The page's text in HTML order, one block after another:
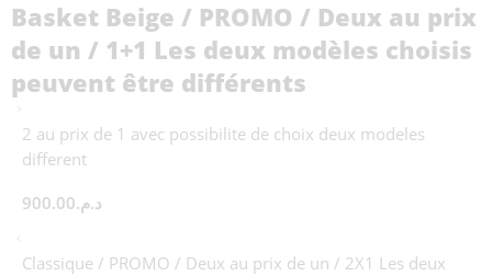
Basket Beige / PROMO / Deux au prix
de un / 1+1 Les deux modèles choisis
peuvent être différents
2 au prix de 1 avec possibilite de choix deux modeles
different
د.م.900.00
Classique / PROMO / Deux au prix de un / 2X1 Les deux